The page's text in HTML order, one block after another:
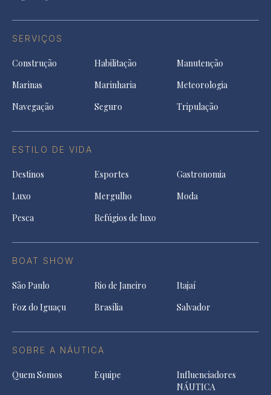
SERVIÇOS
Construção Habilitação
Manutenção
Marinas
Marinharia
Meteorologia
Navegação
Seguro Tripulação
ESTILO DE VIDA
Destinos Esportes
Gastronomia
Luxo
Mergulho
Moda
Pesca
Refúgios de luxo
BOAT SHOW
São Paulo Rio de Janeiro
Itajaí
Foz do Iguaçu
Brasília Salvador
SOBRE A NÁUTICA
Quem Somos Equipe
Influenciadores
NÁUTICA